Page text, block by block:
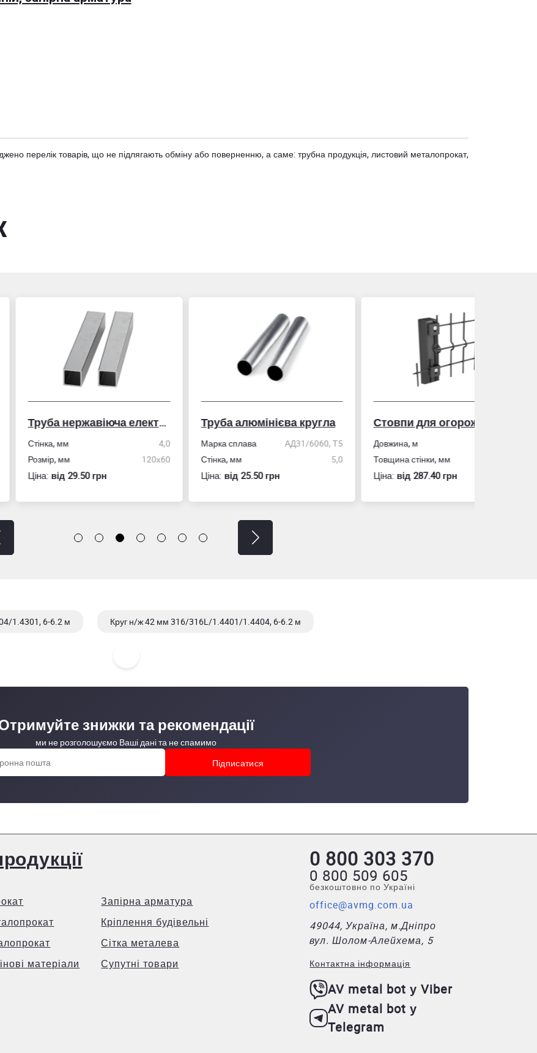
перелік товарів, що не підлягають обміну або поверненню, а саме: трубна продукція, листовий металопрокат,
Труба нержавіюча електрозварна профільна
29.50 грн
Труба алюмінієва кругла
Марка сплава
АД31/6060, Т5
Стінка, мм
вiд 25.50 грн
Стовпи для огорожі
Довжина, м
Товщина стінки, мм
1,5
вiд 287.40 грн
1.4301, 6-6.2 м Круг н/ж 42 мм 316/316L/1.4401/1.4404, 6-6.2 м
знижки та рекомендації
ми не розголошуємо Ваші дані та не спамимо
матеріали
Запірна арматура
Кріплення будівельні
Сітка металева
Супутні товари
0 800 303 370
0 800 509 605
безкоштовно по Україні
office@avmg.com.ua
49044, Україна, м.Дніпро
вул. Шолом-Алейхема, 5
Контактна інформація
AV metal bot у Viber
AV metal bot у
Telegram